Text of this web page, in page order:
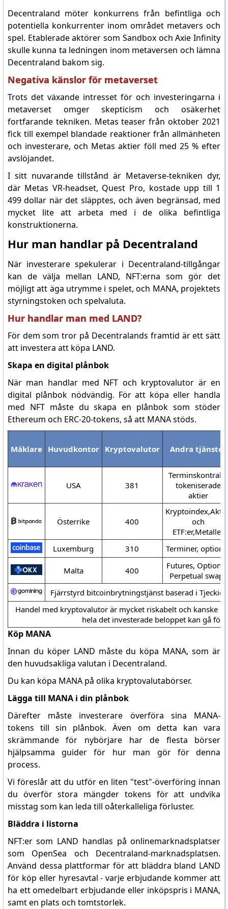
Decentraland möter konkurrens från befintliga och
potentiella konkurrenter inom området metavers och
spel. Etablerade aktörer som Sandbox och Axie Infinity
skulle kunna ta ledningen inom metaversen och lämna
Decentraland bakom sig.
Negativa känslor för metaverset
Trots det växande intresset för och investeringarna i
metaverset omger skepticism och osäkerhet
fortfarande tekniken. Metas teaser från oktober 2021
fick till exempel blandade reaktioner från allmänheten
och investerare, och Metas aktier föll med 25 % efter
avslöjandet.
I sitt nuvarande tillstånd är Metaverse-tekniken dyr,
där Metas VR-headset, Quest Pro, kostade upp till 1
499 dollar när det släpptes, och även begränsad, med
mycket lite att arbeta med i de olika befintliga
konstruktionerna.
Hur man handlar på Decentraland
När investerare spekulerar i Decentraland-tillgångar
kan de välja mellan LAND, NFT:erna som gör det
möjligt att äga utrymme i spelet, och MANA, projektets
styrningstoken och spelvaluta.
Hur handlar man med LAND?
För dem som tror på Decentralands framtid är ett sätt
att investera att köpa LAND.
Skapa en digital plånbok
När man handlar med NFT och kryptovalutor är en
digital plånbok nödvändig. För att köpa eller handla
med NFT måste du skapa en plånbok som stöder
Ethereum och ERC-20-tokens, så att MANA stöds.
Mäklare Huvudkontor Kryptovalutor Andra tjänster
USA 381
Terminskontrakt,
tokeniserade
aktier
Österrike 400
och
ETF:er,Metaller
Luxemburg
310 Terminer,
Malta 400
Futures,
Perpetual swaps
Fjärrstyrd bitcoinbrytningstjänst baserad i Tjeckien
Handel med kryptovalutor är mycket riskabelt och kanske
hela det investerade beloppet kan gå
Köp MANA
Innan du köper LAND måste du köpa MANA, som är
den huvudsakliga valutan i Decentraland.
Du kan köpa MANA på olika kryptovalutabörser.
Lägga till MANA i din plånbok
Därefter måste investerare överföra sina MANA-
tokens till sin plånbok. Även om detta kan vara
skrämmande för nybörjare har de flesta börser
hjälpsamma guider för hur man gör för denna
process.
Vi föreslår att du utför en liten "test"-överföring innan
du överför stora mängder tokens för att undvika
misstag som kan leda till oåterkalleliga förluster.
Bläddra i listorna
NFT:er som LAND handlas på onlinemarknadsplatser
som OpenSea och Decentraland-marknadsplatsen.
Använd dessa plattformar för att bläddra bland LAND
för köp eller hyresavtal - varje erbjudande kommer att
ha ett omedelbart erbjudande eller inköpspris i MANA,
samt en plats och tomtstorlek.